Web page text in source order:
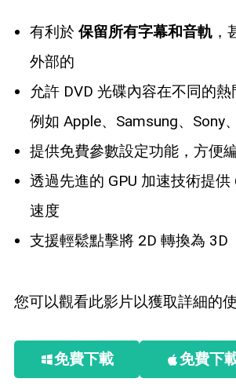
有利於 保留所有字幕和音軌，
外部的
允許 DVD 光碟內容在不同的熱
例如 Apple、Samsung、Sony
提供免費參數設定功能，方便
透過先進的 GPU 加速技術提
速度
支援輕鬆點擊將 2D 轉換為 3D
您可以觀看此影片以獲取詳細的使
免費下載 免費下